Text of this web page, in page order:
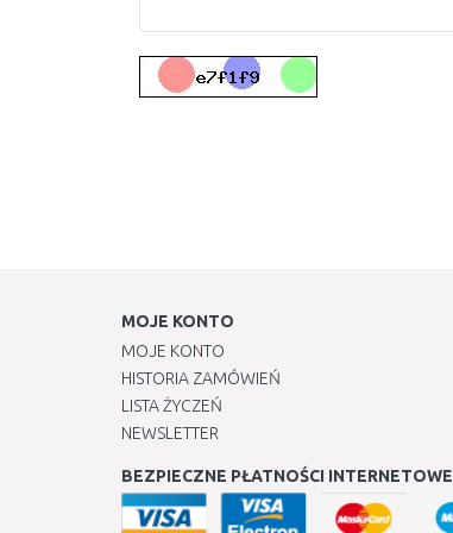
MOJE KONTO
MOJE KONTO
HISTORIA ZAMÓWIEŃ
LISTA ŻYCZEŃ
NEWSLETTER
BEZPIECZNE PŁATNOŚCI INTERNETOWE